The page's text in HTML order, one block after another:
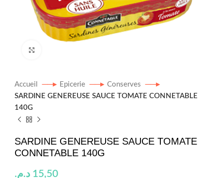
Accueil Epicerie
Conserves
SARDINE GENEREUSE SAUCE TOMATE CONNETABLE
140G
SARDINE GENEREUSE SAUCE TOMATE
CONNETABLE 140G
15,50 د.م.